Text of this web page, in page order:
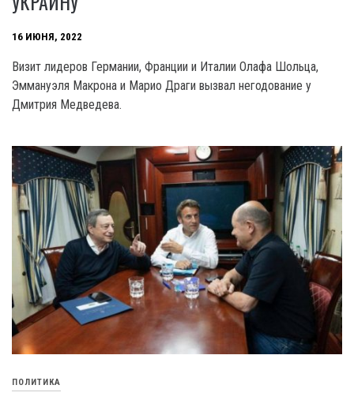
16 ИЮНЯ, 2022
Визит лидеров Германии, Франции и Италии Олафа Шольца,
Эммануэля Макрона и Марио Драги вызвал негодование у
Дмитрия Медведева.
ПОЛИТИКА